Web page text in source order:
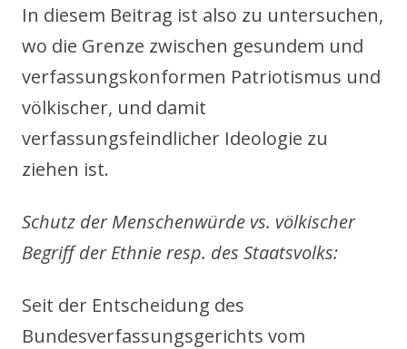
In diesem Beitrag ist also zu untersuchen,
wo die Grenze zwischen gesundem und
verfassungskonformen Patriotismus und
völkischer, und damit
verfassungsfeindlicher Ideologie zu
ziehen ist.
Schutz der Menschenwürde vs. völkischer
Begriff der Ethnie resp. des Staatsvolks:
Seit der Entscheidung des
Bundesverfassungsgerichts vom